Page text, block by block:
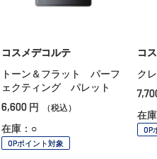
コスメデコルテ
トーン＆フラット パーフ
ェクティング パレット
6,600 円 （税込）
在庫：○
OPポイント対象
コ
ク
在
OP